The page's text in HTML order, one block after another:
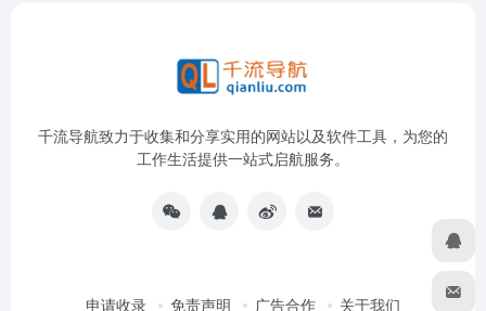
千流导航致力于收集和分享实用的网站以及软件工具，为您的
工作生活提供一站式启航服务。
申请收录 免责声明 广告合作 关于我们